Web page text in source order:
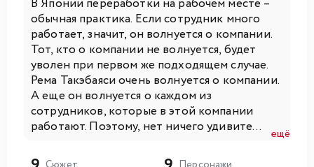
В Японии переработки на рабочем месте –
обычная практика. Если сотрудник много
работает, значит, он волнуется о компании.
Тот, кто о компании не волнуется, будет
уволен при первом же подходящем случае.
Рема Такэбаяси очень волнуется о компании.
А еще он волнуется о каждом из
сотрудников, которые в этой компании
работают. Поэтому, нет ничего удивите...
ещё